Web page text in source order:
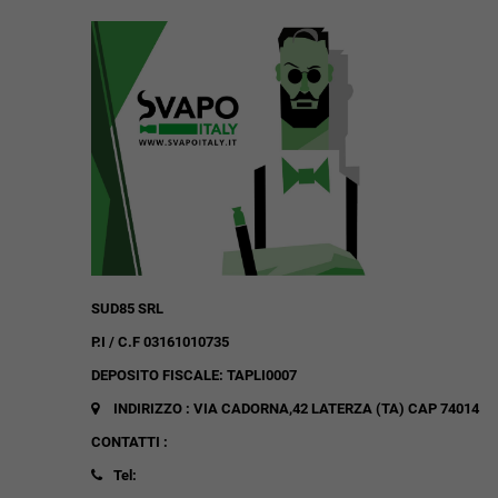
SUD85 SRL
P.I / C.F 03161010735
DEPOSITO FISCALE: TAPLI0007
INDIRIZZO : VIA CADORNA,42 LATERZA (TA) CAP 74014
CONTATTI :
Tel: